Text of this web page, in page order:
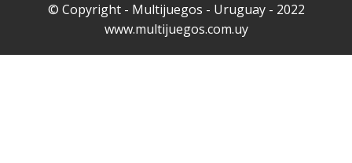
© Copyright - Multijuegos - Uruguay - 2022
www.multijuegos.com.uy